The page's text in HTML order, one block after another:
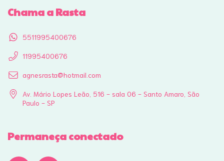
Chama a Rasta
5511995400676
11995400676
agnesrasta@hotmail.com
Av. Mário Lopes Leão, 516 - sala 06 - Santo Amaro, São
Paulo - SP
Permaneça conectado